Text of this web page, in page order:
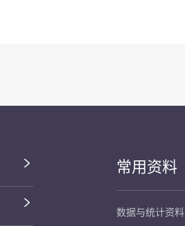
常用资料
数据与统计资料